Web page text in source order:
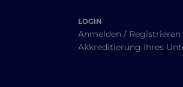
LOGIN
Anmelden / Registrieren
Akkreditierung Ihres